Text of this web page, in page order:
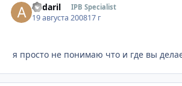
andaril IPB Specialist
19 августа 200817 г
я просто не понимаю что и где вы